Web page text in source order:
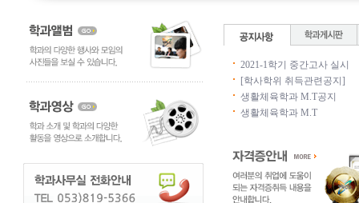
2021-1학기 중간고사 실시
[학사학위 취득관련공지]
생활체육학과 M.T공지
생활체육학과 M.T